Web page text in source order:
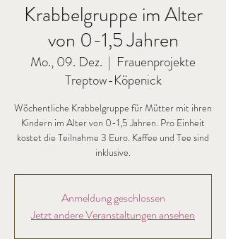
Krabbelgruppe im Alter
von 0-1,5 Jahren
Mo., 09. Dez.
  |
Frauenprojekte
Treptow-Köpenick
Wöchentliche Krabbelgruppe für Mütter mit ihren
Kindern im Alter von 0-1,5 Jahren. Pro Einheit
kostet die Teilnahme 3 Euro. Kaffee und Tee sind
inklusive.
Anmeldung geschlossen
Jetzt andere Veranstaltungen ansehen